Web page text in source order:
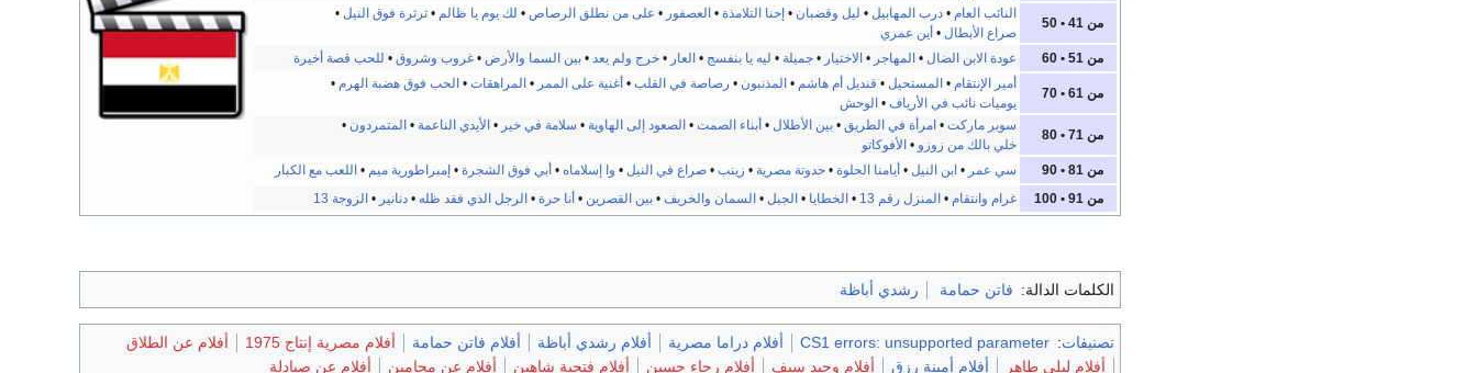
من 41 • 50
النائب العام •درب المهابيل • ليل وقضبان •إحنا التلامذة •العصفور • على من نطلق الرصاص • لك يوم يا ظالم •ثرثرة فوق النيل •
صراع الأبطال •أين عمري
من 51 • 60
عودة الابن الضال •المهاجر •الاختيار •جميلة • ليه يا بنفسج •العار •خرج ولم يعد •بين السما والأرض •غروب وشروق • للحب قصة أخيرة
من 61 • 70
أمير الإنتقام •المستحيل • قنديل أم هاشم •المذنبون • رصاصة في القلب •أغنية على الممر •المراهقات •الحب فوق هضبة الهرم •
يوميات نائب في الأرياف •الوحش
من 71 • 80
سوبر ماركت •امرأة في الطريق •بين الأطلال •أبناء الصمت •الصعود إلى الهاوية • سلامة في خير •الأيدي الناعمة •المتمردون •
خلي بالك من زوزو •الأفوكاتو
من 81 • 90
سي عمر •ابن النيل •أيامنا الحلوة •حدوتة مصرية • زينب •صراع في النيل • وا إسلاماه •أبي فوق الشجرة •إمبراطورية ميم •اللعب مع الكبار
من 91 • 100
غرام وانتقام •المنزل رقم 13 •الخطايا •الجبل •السمان والخريف •بين القصرين •أنا حرة •الرجل الذي فقد ظله •دنانير •الزوجة 13
الكلمات الدالة: فاتن حمامة رشدي أباظة
تصنيفات:
CS1 errors: unsupported parameter أفلام دراما مصرية أفلام رشدي أباظة أفلام فاتن حمامة أفلام مصرية إنتاج 1975
أفلام عن الطلاق
أفلام ليلى طاهر
أفلام أمينة رزق أفلام وحيد سيف أفلام رجاء حسين أفلام فتحية شاهين أفلام عن محامين أفلام عن صيادلة